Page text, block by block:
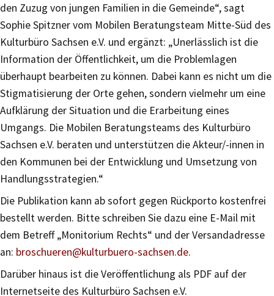
den Zuzug von jungen Familien in die Gemeinde“, sagt
Sophie Spitzner vom Mobilen Beratungsteam Mitte-Süd des
Kulturbüro Sachsen e.V. und ergänzt: „Unerlässlich ist die
Information der Öffentlichkeit, um die Problemlagen
überhaupt bearbeiten zu können. Dabei kann es nicht um die
Stigmatisierung der Orte gehen, sondern vielmehr um eine
Aufklärung der Situation und die Erarbeitung eines
Umgangs. Die Mobilen Beratungsteams des Kulturbüro
Sachsen e.V. beraten und unterstützen die Akteur/-innen in
den Kommunen bei der Entwicklung und Umsetzung von
Handlungsstrategien.“
Die Publikation kann ab sofort gegen Rückporto kostenfrei
bestellt werden. Bitte schreiben Sie dazu eine E-Mail mit
dem Betreff „Monitorium Rechts“ und der Versandadresse
an: broschueren@kulturbuero-sachsen.de.
Darüber hinaus ist die Veröffentlichung als PDF auf der
Internetseite des Kulturbüro Sachsen e.V.